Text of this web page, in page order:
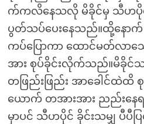
က်ကလိနေသလို မိခိုင်မှ သီဟပိုင်
ပွတ်သပ်ပေးနေသည်။ထို့နော
ကပ်ပြောကာ ထောင်မတ်လာ
အား စုပ်ခိုင်းလိုက်သည်။မိခိုင်
တဖြည်းဖြည်း အာခေါင်ထဲ
ယောက် တအားအား ညည်းန
မှာပင် သီဟပိုင် ခိုင်းသမျှ ပီပီ